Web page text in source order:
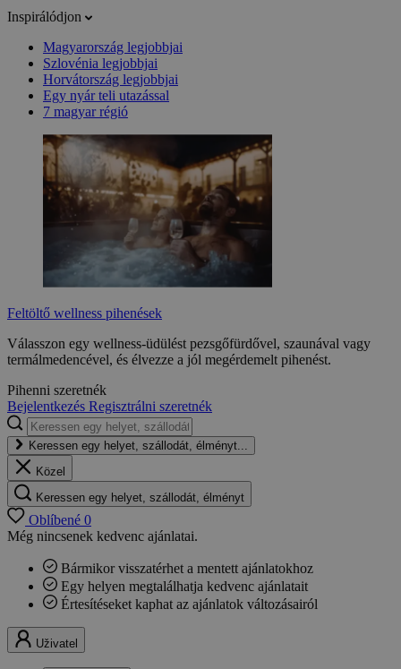
Inspirálódjon
Magyarország legjobbjai
Szlovénia legjobbjai
Horvátország legjobbjai
Egy nyár teli utazással
7 magyar régió
Feltöltő wellness pihenések
Válasszon egy wellness-üdülést pezsgőfürdővel, szaunával vagy
termálmedencével, és élvezze a jól megérdemelt pihenést.
Pihenni szeretnék
Bejelentkezés Regisztrálni szeretnék
Keressen egy helyet, szállodát, élményt...
Közel
Keressen egy helyet, szállodát, élményt
Oblíbené 0
Még nincsenek kedvenc ajánlatai.
Bármikor visszatérhet a mentett ajánlatokhoz
Egy helyen megtalálhatja kedvenc ajánlatait
Értesítéseket kaphat az ajánlatok változásairól
Uživatel